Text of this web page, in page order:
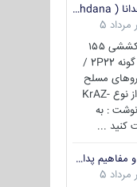
هویتزر چرخدار 2اس22 بوهدانا ( wheeled howitzer 2S22 Bohdana )
مرداد 5
بسم ا... هویتزر کششی ۱۵۵
میلی‌متری Bogdana-BG گونه 2P22 /
مسلح
اوکراین خودروی یدک‌کش از نوع KrAZ-
نوشت : به
کنید ...
تاپیک جامع اصول ، مبانی و مفاهیم پدافند غیر عامل
مرداد 5